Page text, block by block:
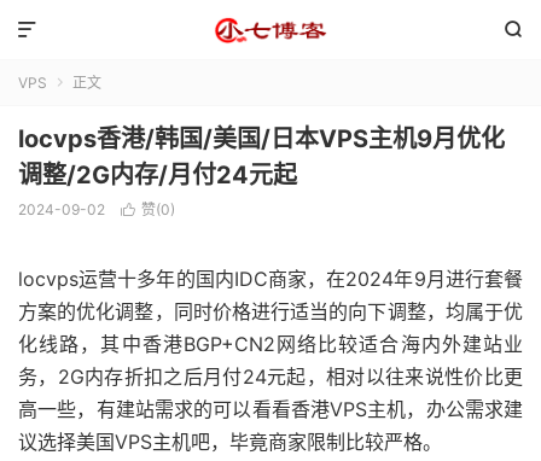


VPS  正文
locvps香港/韩国/美国/日本VPS主机9月优化
调整/2G内存/月付24元起
2024-09-02  赞(0)
locvps运营十多年的国内IDC商家，在2024年9月进行套餐
方案的优化调整，同时价格进行适当的向下调整，均属于优
化线路，其中香港BGP+CN2网络比较适合海内外建站业
务，2G内存折扣之后月付24元起，相对以往来说性价比更
高一些，有建站需求的可以看看香港VPS主机，办公需求建
议选择美国VPS主机吧，毕竟商家限制比较严格。